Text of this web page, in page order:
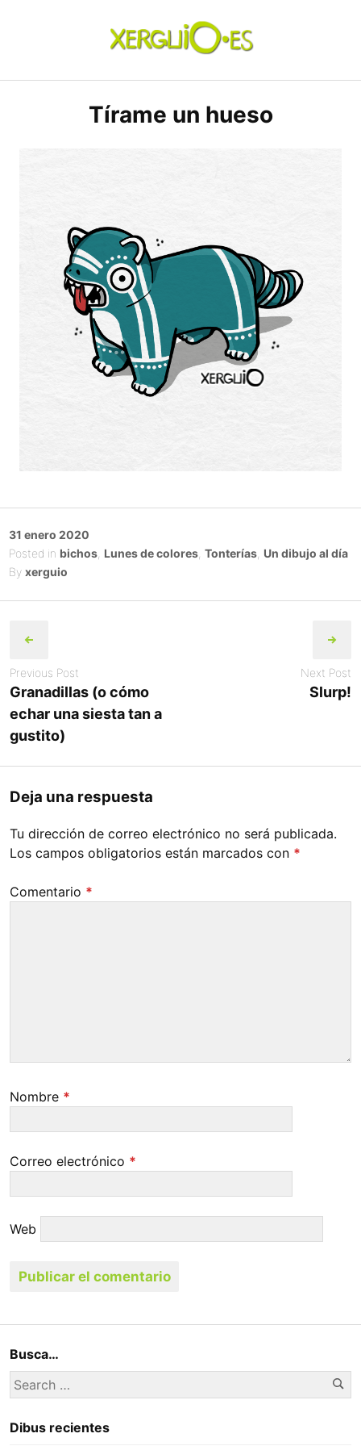
xerguio.ES | ilustración
Tírame un hueso
Posted
on
31 enero 2020
Posted in bichos, Lunes de colores, Tonterías, Un dibujo al día
By xerguio
navigation
Previous Post
Granadillas (o cómo
echar una siesta tan a
gustito)
Next Post
Slurp!
Deja una respuesta
Tu dirección de correo electrónico no será publicada.
Los campos obligatorios están marcados con *
Comentario *
Nombre *
Correo electrónico *
Web
Busca…
Search
for:
Dibus recientes